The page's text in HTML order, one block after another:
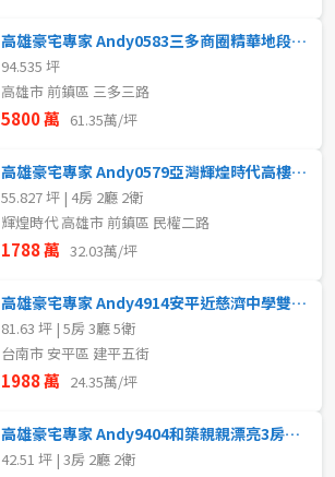
高雄豪宅專家 Andy0583三多商圈精華地段商五賺錢金店面
94.535 坪
高雄市 前鎮區 三多三路
5800 萬 61.35萬/坪
高雄豪宅專家 Andy0579亞灣輝煌時代高樓景觀4房平車
55.827 坪 | 4房 2廳 2衛
輝煌時代 高雄市 前鎮區 民權二路
1788 萬 32.03萬/坪
高雄豪宅專家 Andy4914安平近慈濟中學雙公園大地坪透天
81.63 坪 | 5房 3廳 5衛
台南市 安平區 建平五街
1988 萬 24.35萬/坪
高雄豪宅專家 Andy9404和築親親漂亮3房車位
42.51 坪 | 3房 2廳 2衛